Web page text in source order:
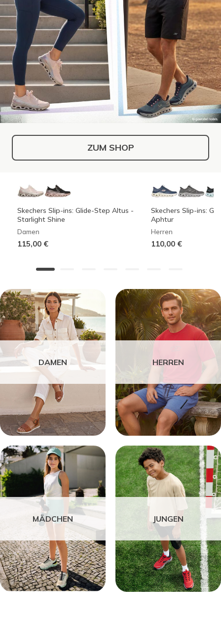
ZUM SHOP
Skechers Slip-ins: Glide-Step Altus -
Starlight Shine
Damen
115,00 €
Skechers Slip-ins:
Aphtur
Herren
110,00 €
DAMEN HERREN
MÄDCHEN JUNGEN